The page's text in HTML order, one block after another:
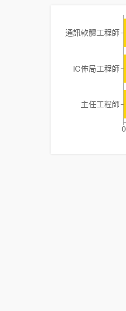
0
通訊軟體工程師
IC佈局工程師
主任工程師